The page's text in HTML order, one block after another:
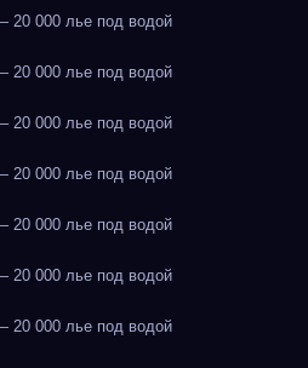
000 лье под водой
000 лье под водой
000 лье под водой
000 лье под водой
000 лье под водой
000 лье под водой
000 лье под водой